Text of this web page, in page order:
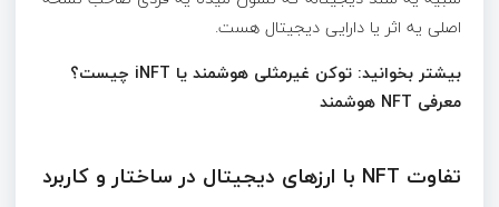
اصلی یه اثر یا دارایی دیجیتال هست.
بیشتر بخوانید: توکن غیرمثلی هوشمند یا iNFT چیست؟
معرفی NFT هوشمند
تفاوت NFT با ارزهای دیجیتال در ساختار و کاربرد